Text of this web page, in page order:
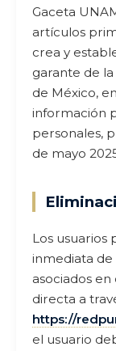
Gaceta
artículos
crea y
garante de
de México,
información
personales,
de mayo
Los usuarios
inmediata de
asociados
directa a
https://
el usuario